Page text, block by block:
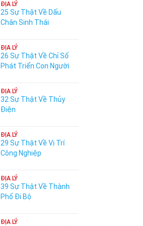
ĐỊA LÝ
25 Sự Thật Về Dấu
Chân Sinh Thái
ĐỊA LÝ
26 Sự Thật Về Chỉ Số
Phát Triển Con Người
ĐỊA LÝ
32 Sự Thật Về Thủy
Điện
ĐỊA LÝ
29 Sự Thật Về Vị Trí
Công Nghiệp
ĐỊA LÝ
39 Sự Thật Về Thành
Phố Đi Bộ
ĐỊA LÝ